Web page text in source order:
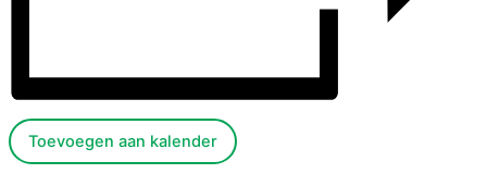
Toevoegen aan kalender